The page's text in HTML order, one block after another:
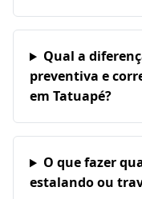
Qual a
preventiva e
em Tatuapé?
O que fazer
estalando ou